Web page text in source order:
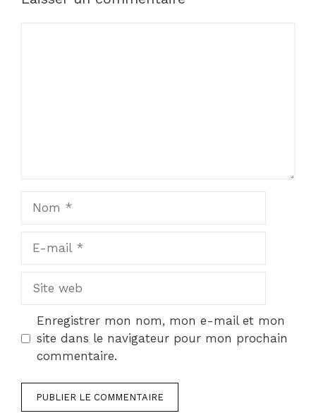
mail
web
Enregistrer mon nom, mon e-mail et mon
site dans le navigateur pour mon prochain
commentaire.